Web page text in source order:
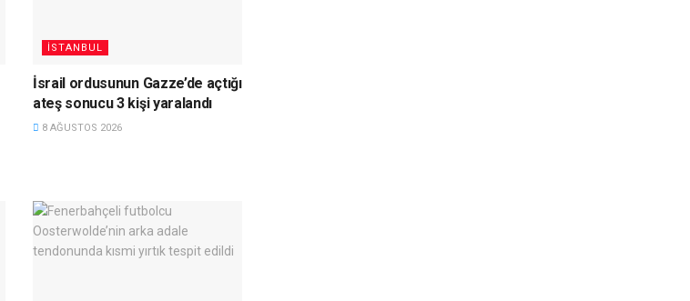
İSTANBUL
İsrail ordusunun Gazze’de açtığı
ateş sonucu 3 kişi yaralandı
8 AĞUSTOS 2026